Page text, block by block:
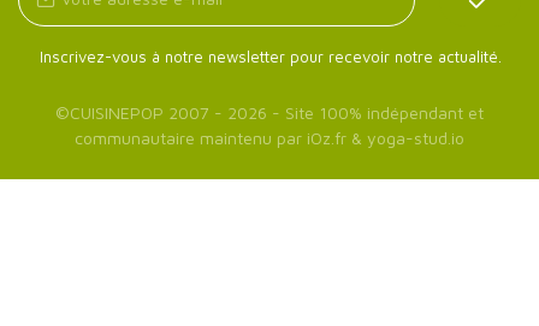
Inscrivez-vous à notre newsletter pour recevoir notre actualité.
©CUISINEPOP 2007 - 2026 - Site 100% indépendant et
communautaire maintenu par iOz.fr & yoga-stud.io